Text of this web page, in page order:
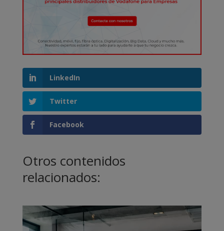
LinkedIn
Twitter
Facebook
Otros contenidos
relacionados: